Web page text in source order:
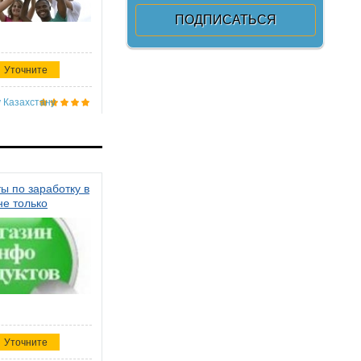
Уточните
Казахстану
по заработку в
только
Уточните